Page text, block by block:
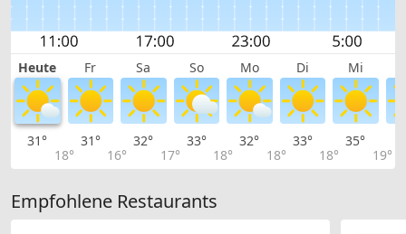
Heute Fr Sa So Mo Di Mi
31°
18°
31°
16°
32°
17°
33°
18°
32°
18°
33°
18°
35°
19°
Empfohlene Restaurants